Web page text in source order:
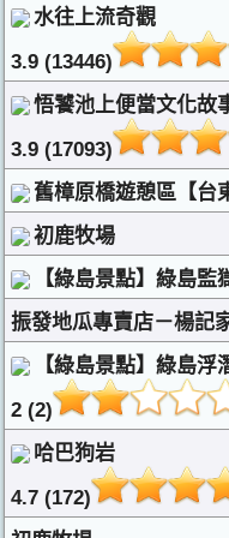
水往上流奇觀
3.9 (13446)
悟饕池上便當文化故
3.9 (17093)
舊樟原橋遊憩區【台
初鹿牧場
【綠島景點】綠島
振發地瓜專賣店－楊記
【綠島景點】綠島
2 (2)
哈巴狗岩
4.7 (172)